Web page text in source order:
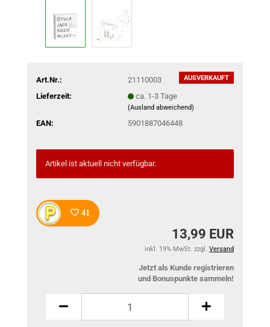
AUSVERKAUFT
Art.Nr.:
21110003
Lieferzeit:
ca. 1-3 Tage
(Ausland abweichend)
EAN: 5901887046448
Artikel ist aktuell nicht verfügbar.
41
13,99 EUR
inkl. 19% MwSt. zzgl. Versand
Jetzt als Kunde registrieren
und Bonuspunkte sammeln!